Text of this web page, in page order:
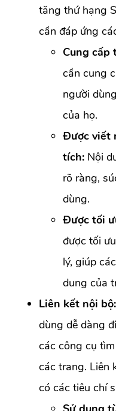
tăng thứ hạng
cần đáp ứng
Cung cấp
cần cung
người
của họ.
Được viết
tích: Nội
rõ ràng,
dùng.
Được tối
được tối
lý, giúp
dung của
Liên kết nội bộ:
dùng dễ dàng
các công cụ
các trang. Liên
có các tiêu chí